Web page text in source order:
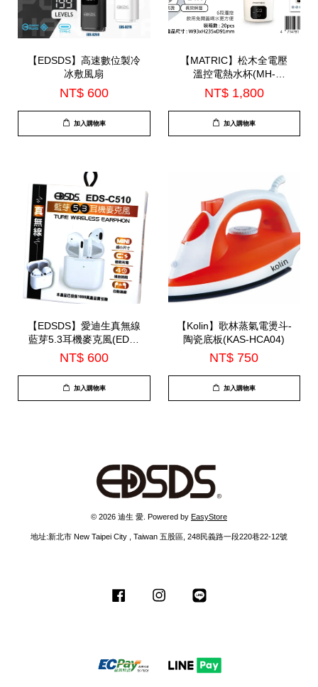
【EDSDS】高速數位製冷
冰敷風扇
NT$ 600
加入購物車
【MATRIC】松木全電壓
溫控電熱水杯(MH-
BT0625L)
NT$ 1,800
加入購物車
【EDSDS】愛迪生真無線
藍芽5.3耳機麥克風(EDS-
C510)-7月底到貨
NT$ 600
加入購物車
【Kolin】歌林蒸氣電燙斗-
陶瓷底板(KAS-HCA04)
NT$ 750
加入購物車
© 2026 迪生 愛. Powered by EasyStore
地址:新北市 New Taipei City , Taiwan 五股區, 248民義路一段220巷22-12號
Facebook Instagram